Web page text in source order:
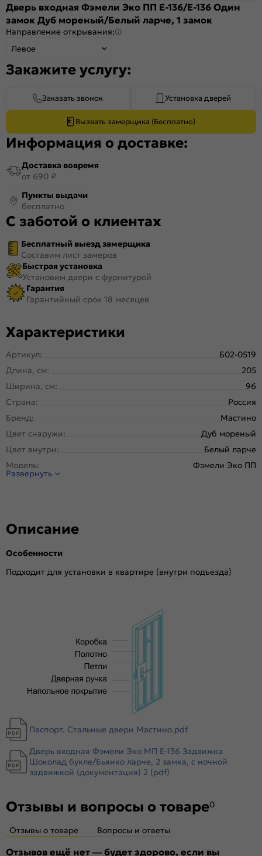
Дверь входная Фэмели Эко ПП E-136/E-136 Один
замок Дуб мореный/Белый ларче, 1 замок
Направление открывания:
Левое
Закажите услугу:
Заказать звонок Установка дверей
Вызвать замерщика (Бесплатно)
Информация о доставке:
Доставка вовремя
от 690 ₽
Пункты выдачи
бесплатно
С заботой о клиентах
Бесплатный выезд замерщика
Составим лист замеров
Быстрая установка
Установим двери с фурнитурой
Гарантия
Гарантийный срок 18 месяцев
Характеристики
Артикул:
Б02-0519
Длина, см:
205
Ширина, см:
96
Страна:
Россия
Бренд:
Мастино
Цвет снаружи:
Дуб мореный
Цвет внутри:
Белый ларче
Модель:
Фэмели Эко ПП
Открывание:
Марка
Новолипецкий металлургический завод, завод
Отделка снаружи:
Отделка внутри:
Белый ларче, E-136
Толщина стали полотна (снаружи/внутри), мм:
Ширина наличника:
Тип коробки:
Уплотнитель:
2 контура уплотнителей
Цельногнутая конструкция полотна и короба,
Утепление:
Утепление коробки:
Мин вата
Крепление:
Верхний замок:
Класс замка:
Класс шумоизоляции:
3 класс ( 20-25 дБ)
Развернуть
Описание
Особенности
Подходит для установки в квартире (внутри подъезда)
Паспорт. Стальные двери Мастино.pdf
Дверь входная Фэмели Эко МП E-136 Задвижка
Шоколад букле/Бьянко ларче, 2 замка, с ночной
задвижкой (документация) 2 (pdf)
Отзывы и вопросы о товаре0
Отзывы о товаре Вопросы и ответы
Отзывов ещё нет — будет здорово, если вы